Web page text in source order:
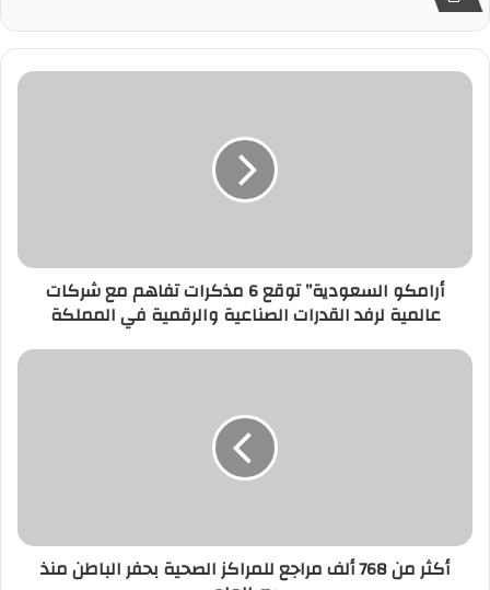
أرامكو السعودية” توقع 6 مذكرات تفاهم مع شركات
عالمية لرفد القدرات الصناعية والرقمية في المملكة
أكثر من 768 ألف مراجع للمراكز الصحية بحفر الباطن منذ